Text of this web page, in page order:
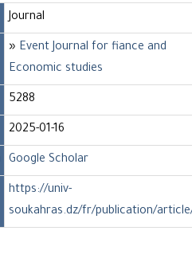
Journal
» Event Journal for fiance and
Economic studies
5288
2025-01-16
Google Scholar
https://univ-
soukahras.dz/fr/publication/